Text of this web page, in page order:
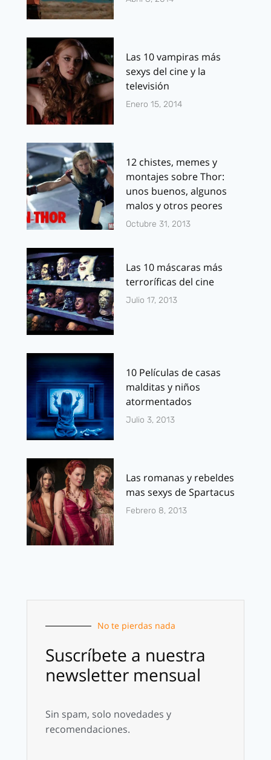
Las 10 vampiras más
sexys del cine y la
televisión
Enero 15, 2014
12 chistes, memes y
montajes sobre Thor:
unos buenos, algunos
malos y otros peores
Octubre 31, 2013
Las 10 máscaras más
terroríficas del cine
Julio 17, 2013
10 Películas de casas
malditas y niños
atormentados
Julio 3, 2013
Las romanas y rebeldes
mas sexys de Spartacus
Febrero 8, 2013
No te pierdas nada
Suscríbete a nuestra
newsletter mensual
Sin spam, solo novedades y
recomendaciones.